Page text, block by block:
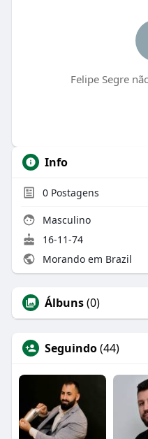
Felipe Segre
Info
0Postagens
Masculino
16-11-74
Morando em Brazil
Álbuns(0)
Seguindo(44)